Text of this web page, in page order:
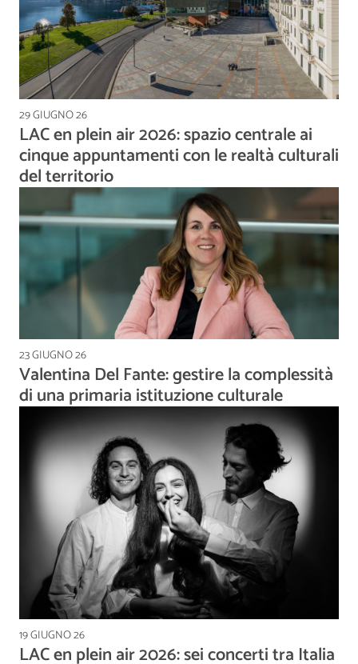
29 GIUGNO 26
LAC en plein air 2026: spazio centrale ai
cinque appuntamenti con le realtà culturali
del territorio
23 GIUGNO 26
Valentina Del Fante: gestire la complessità
di una primaria istituzione culturale
19 GIUGNO 26
LAC en plein air 2026: sei concerti tra Italia